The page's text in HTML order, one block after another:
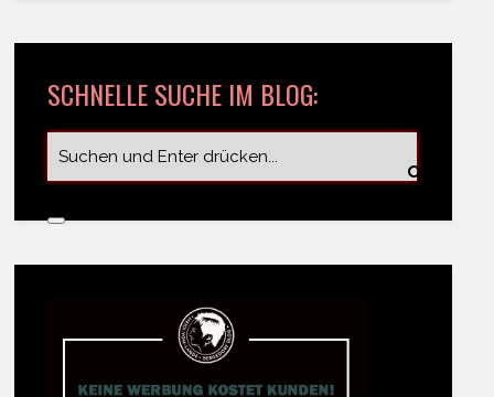
SCHNELLE SUCHE IM BLOG: